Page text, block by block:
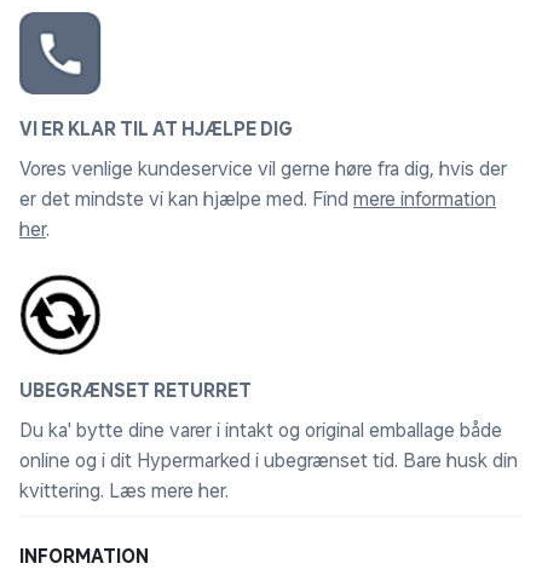
VI ER KLAR TIL AT HJÆLPE DIG
Vores venlige kundeservice vil gerne høre fra dig, hvis der
er det mindste vi kan hjælpe med. Find mere information
her.
UBEGRÆNSET RETURRET
Du ka' bytte dine varer i intakt og original emballage både
online og i dit Hypermarked i ubegrænset tid. Bare husk din
kvittering. Læs mere her.
INFORMATION